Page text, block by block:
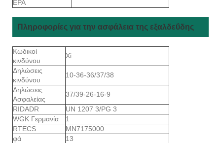
EPA
Πληροφορίες για την ασφάλεια της εξαλδεΰδης
Κωδικοί
κινδύνου
Xi
Δηλώσεις
κινδύνου
10-36-36/37/38
Δηλώσεις
Ασφαλείας
37/39-26-16-9
RIDADR
UN 1207 3/PG 3
WGK Γερμανία
1
RTECS
MN7175000
φά
13